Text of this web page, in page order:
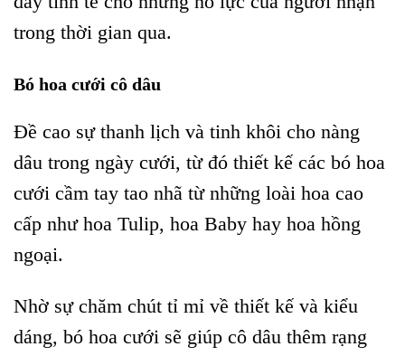
trong thời gian qua.
Bó hoa cưới cô dâu
Đề cao sự thanh lịch và tinh khôi cho nàng
dâu trong ngày cưới, từ đó thiết kế các bó hoa
cưới cầm tay tao nhã từ những loài hoa cao
cấp như hoa Tulip, hoa Baby hay hoa hồng
ngoại.
Nhờ sự chăm chút tỉ mỉ về thiết kế và kiểu
dáng, bó hoa cưới sẽ giúp cô dâu thêm rạng